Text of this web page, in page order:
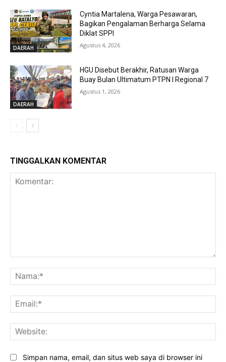
DAERAH
Cyntia Martalena, Warga Pesawaran,
Bagikan Pengalaman Berharga Selama
Diklat SPPI
Agustus 4, 2026
DAERAH
HGU Disebut Berakhir, Ratusan Warga
Buay Bulan Ultimatum PTPN I Regional 7
Agustus 1, 2026
TINGGALKAN KOMENTAR
Simpan nama, email, dan situs web saya di browser ini